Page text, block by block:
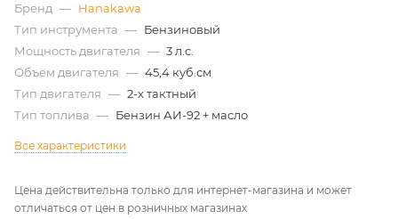
Бренд — Hanakawa
Тип инструмента — Бензиновый
Мощность двигателя — 3 л.с.
Объём двигателя — 45,4 куб.см
Тип двигателя — 2-х тактный
Тип топлива — Бензин АИ-92 + масло
Все характеристики
Цена действительна только для интернет-магазина и может
отличаться от цен в розничных магазинах